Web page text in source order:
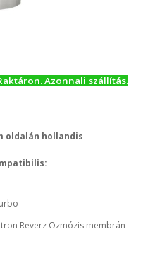
Azonnali szállítás.
oldalán hollandis
Reverz Ozmózis membrán